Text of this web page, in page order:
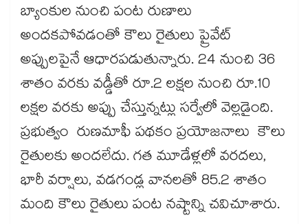
బ్యాంకుల నుంచి పంట రుణాలు
అందకపోవడంతో కౌలు రైతులు ప్రైవేట్
అప్పులపైనే ఆధారపడుతున్నారు. 24 నుంచి 36
శాతం వరకు వడ్డీతో రూ.2 లక్షల నుంచి రూ.10
లక్షల వరకు అప్పు చేస్తున్నట్లు సర్వేలో వెల్లడైంది.
ప్రభుత్వం రుణమాఫీ పథకం ప్రయోజనాలు కౌలు
రైతులకు అందలేదు. గత మూడేళ్లలో వరదలు,
భారీ వర్షాలు, వడగండ్ల వానలతో 85.2 శాతం
మంది కౌలు రైతులు పంట నష్టాన్ని చవిచూశారు.